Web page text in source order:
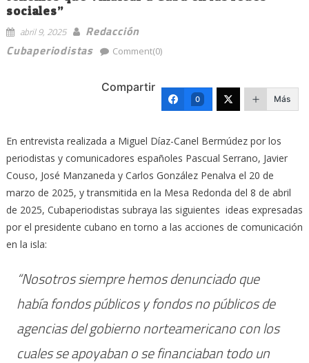
sociales”
abril 9, 2025
Redacción
Cubaperiodistas
Comment(0)
Compartir
0 Más
En entrevista realizada a Miguel Díaz-Canel Bermúdez por los
periodistas y comunicadores españoles Pascual Serrano, Javier
Couso, José Manzaneda y Carlos González Penalva el 20 de
marzo de 2025, y transmitida en la Mesa Redonda del 8 de abril
de 2025, Cubaperiodistas subraya las siguientes ideas expresadas
por el presidente cubano en torno a las acciones de comunicación
en la isla:
“Nosotros siempre hemos denunciado que
había fondos públicos y fondos no públicos de
agencias del gobierno norteamericano con los
cuales se apoyaban o se financiaban todo un